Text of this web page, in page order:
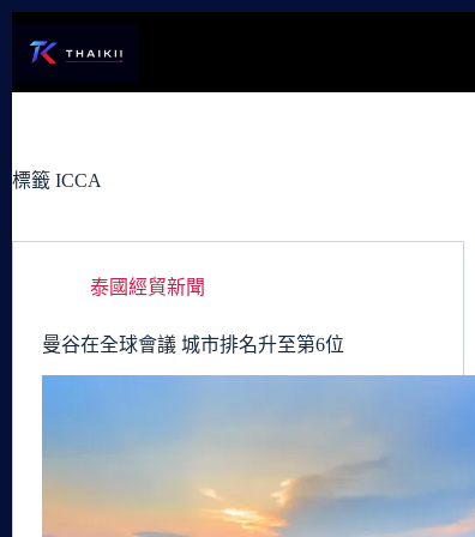
容
標籤 ICCA
泰國經貿新聞
曼谷在全球會議 城市排名升至第6位